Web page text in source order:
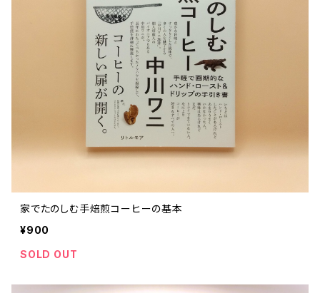
家でたのしむ手焙煎コーヒーの基本
¥900
SOLD OUT